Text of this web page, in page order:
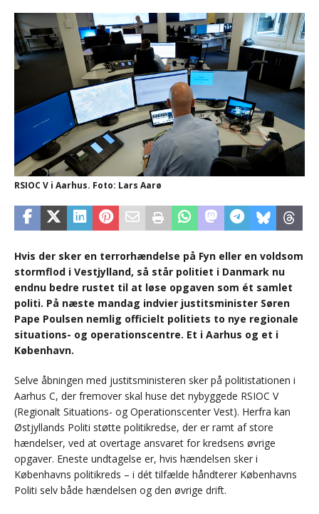
RSIOC V i Aarhus. Foto: Lars Aarø
Hvis der sker en terrorhændelse på Fyn eller en voldsom
stormflod i Vestjylland, så står politiet i Danmark nu
endnu bedre rustet til at løse opgaven som ét samlet
politi. På næste mandag indvier justitsminister Søren
Pape Poulsen nemlig officielt politiets to nye regionale
situations- og operationscentre. Et i Aarhus og et i
København.
Selve åbningen med justitsministeren sker på politistationen i
Aarhus C, der fremover skal huse det nybyggede RSIOC V
(Regionalt Situations- og Operationscenter Vest). Herfra kan
Østjyllands Politi støtte politikredse, der er ramt af store
hændelser, ved at overtage ansvaret for kredsens øvrige
opgaver. Eneste undtagelse er, hvis hændelsen sker i
Københavns politikreds – i dét tilfælde håndterer Københavns
Politi selv både hændelsen og den øvrige drift.